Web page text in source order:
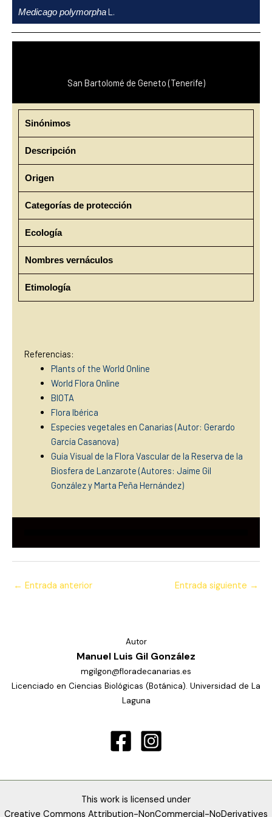
contenido
Medicago polymorphaL.
San Bartolomé de Geneto (Tenerife)
Sinónimos
Descripción
Origen
Categorías de protección
Ecología
Nombres vernáculos
Etimología
Referencias:
Plants of the World Online
World Flora Online
BIOTA
Flora Ibérica
Especies vegetales en Canarias (Autor: Gerardo
García Casanova)
Guía Visual de la Flora Vascular de la Reserva de la
Biosfera de Lanzarote (Autores: Jaime Gil
González y Marta Peña Hernández)
← Entrada anterior Entrada siguiente →
Autor
Manuel Luis Gil González
mgilgon@floradecanarias.es
Licenciado en Ciencias Biológicas (Botánica). Universidad de La
Laguna
This work is licensed under
Creative Commons Attribution-NonCommercial-NoDerivatives